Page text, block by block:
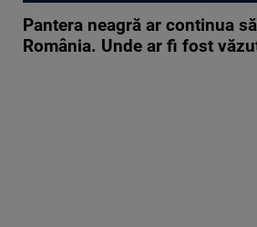
Pantera neagră ar continua
România. Unde ar fi fost